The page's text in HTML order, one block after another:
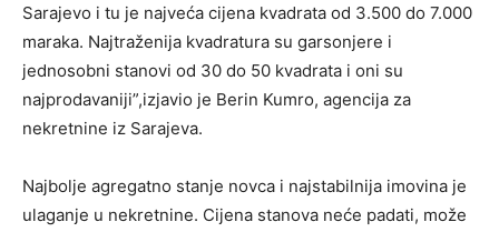
Sarajevo i tu je najveća cijena kvadrata od 3.500 do 7.000
maraka. Najtraženija kvadratura su garsonjere i
jednosobni stanovi od 30 do 50 kvadrata i oni su
najprodavaniji”,izjavio je Berin Kumro, agencija za
nekretnine iz Sarajeva.
Najbolje agregatno stanje novca i najstabilnija imovina je
ulaganje u nekretnine. Cijena stanova neće padati, može